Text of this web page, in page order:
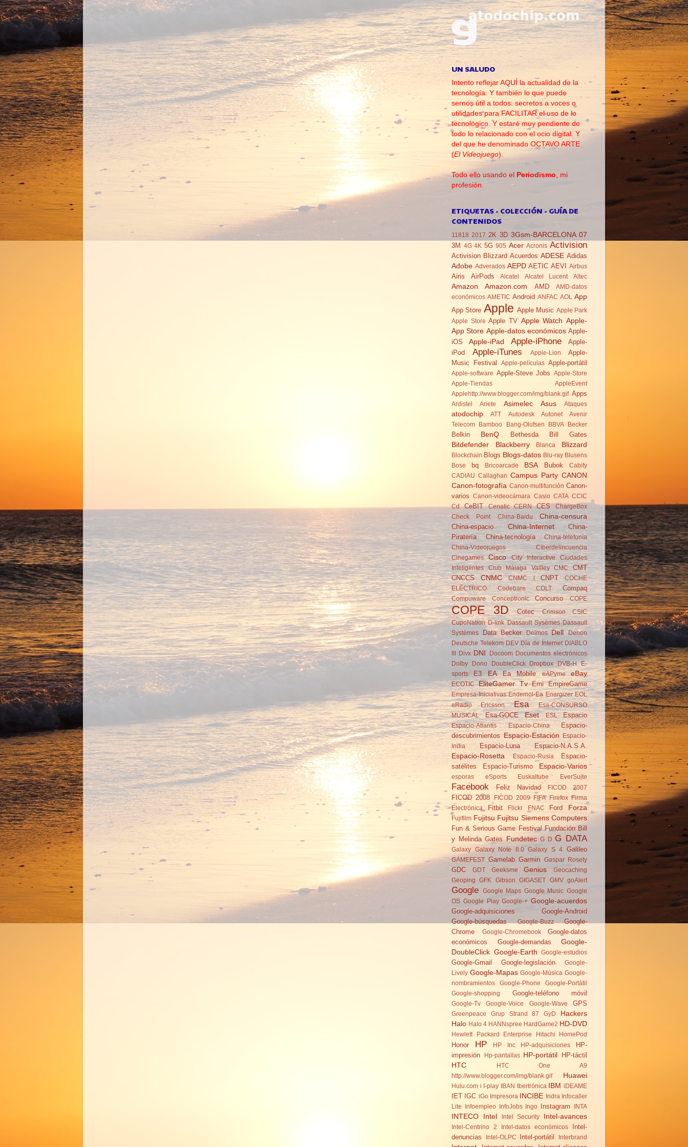
UN SALUDO
Intento reflejar AQUÍ la actualidad de la
tecnología. Y también lo que puede
sernos útil a todos: secretos a voces o
utilidades para FACILITAR el uso de lo
tecnológico. Y estaré muy pendiente de
todo lo relacionado con el ocio digital. Y
del que he denominado OCTAVO ARTE
(El Videojuego).
Todo ello usando el Periodismo , mi
profesión.
ETIQUETAS - COLECCIÓN - GUÍA DE
CONTENIDOS
11818 2017 2K 3D 3Gsm-BARCELONA 07
3M 4G 4K 5G 905 Acer Acronis Activision
Activision Blizzard Acuerdos ADESE Adidas
Adobe Adverados AEPD AETIC AEVI Airbus
Airis AirPods Alcatel Alcatel Lucent Altec
Amazon Amazon.com AMD
AMD-datos
económicos AMETIC Android ANFAC AOL App
App Store Apple Apple Music Apple Park
Apple Store Apple TV Apple Watch Apple-
App Store Apple-datos económicos Apple-
iOS
Apple-iPad Apple-iPhone
Apple-
iPod
Apple-iTunes Apple-Lion
Apple-
Music Festival
Apple-películas Apple-portátil
Apple-software Apple-Steve Jobs
Apple-Store
Apple-Tiendas
AppleEvent
Applehttp://www.blogger.com/img/blank.gif Apps
Ardistel Ariete Asimelec Asus Ataques
atodochip ATT Autodesk Autonet
Avenir
Telecom
Bamboo Bang-Olufsen BBVA Becker
Belkin BenQ Bethesda Bill Gates
Bitdefender Blackberry Blanca Blizzard
Blockchain Blogs Blogs-datos Blu-ray Blusens
Bose
bq Brico­arcade BSA Bubok
Cabify
CADIAU Callaghan Campus Party CANON
Canon-fotografía Canon-multifunción Canon-
varios
Canon-videocámara Casio CATA CCIC
Cd
CeBIT Cenatic CERN CES
ChargeBox
Check Point
China-Baidu China-censura
China-espacio China-Internet
China-
Piratería
China-tecnología
China-telefonía
China-Videojuegos
Ciberdelincuencia
Cinegames
Cisco City Interactive
Ciudades
Inteligentes
Club Málaga Vallley CMC
CMT
CNCCS
CNMC CNMC l CNPT
COCHE
ELÉCTRICO
Codebare COLT Compaq
Compuware Conceptronic Concurso COPE
COPE 3D Cotec Crimson
CSIC
CupoNation D-link Dassault Sysèmes Dassault
Systèmes
Data Becker Deimos Dell
Denon
Deutsche Telekom DEV Día de Internet DIABLO
Divx DNI Docoom
Documentos electrónicos
Dolby
Dono DoubleClick Dropbox DVB-H
E-
sports
E3 EA Ea Mobile eAPyme eBay
ECOTIC EliteGamer Tv Emi EmpireGame
Empresa-Iniciativas Endemol-Ea Energizer EOL
eRadio
Ericsson Esa
Esa-CONSURSO
MUSICAL
Esa-GOCE Eset ESL Espacio
Espacio-Atlantis Espacio-China
Espacio-
descubrimientos Espacio-Estación
Espacio-
India
Espacio-Luna Espacio-N.A.S.A.
Espacio-Rosetta Espacio-Rusia
Espacio-
satélites
Espacio-Turismo Espacio-Varios
esporas eSports Euskaltube EverSuite
Facebook Feliz Navidad FICOD 2007
FICOD 2008 FICOD 2009 FIFA Firefox Firma
Electrónica
Fitbit Flickr FNAC Ford Forza
Fujifilm Fujitsu Fujitsu Siemens Computers
Fun & Serious Game Festival Fundación Bill
y Melinda Gates Fundetec G D G DATA
Galaxy Galaxy Note 8.0 Galaxy S 4 Galileo
GAMEFEST Gamelab Garmin Gaspar Rosety
GDC GDT Geeksme Genius
Geocaching
Geoping
GFK Gibson GIGASET GMV goAlert
Google Google Maps Google Music Google
OS Google Play Google-+ Google-acuerdos
Google-adquisiciones
Google-Android
Google-búsquedas
Google-Buzz
Google-
Chrome
Google-Chromebook
Google-datos
económicos
Google-demandas
Google-
DoubleClick Google-Earth Google-estudios
Google-Gmail Google-legislación
Google-
Lively Google-Mapas Google-Música Google-
nombramientos
Google-Phone
Google-Portátil
Google-shopping
Google-teléfono móvil
Google-Tv Google-Voice Google-Wave GPS
Greenpeace Grup Strand 87 GyD
Hackers
Halo Halo 4 HANNspree HardGame2 HD-DVD
Hewlett Packard Enterprise Hitachi HomePod
Honor HP HP Inc HP-adquisiciones
HP-
impresión
Hp-pantallas HP-portátil HP-táctil
HTC
HTC One A9
http://www.blogger.com/img/blank.gif
Huawei
Hulu.com i I-play IBAN Ibertrónica IBM iDEAME
IET IGC iGo Impresora INCIBE Indra Infocaller
Lite
Infoempleo InfoJobs Ingo Instagram INTA
INTECO Intel Intel Security Intel-avances
Intel-Centrino 2 Intel-datos económicos
Intel-
denuncias
Intel-OLPC Intel-portátil Interbrand